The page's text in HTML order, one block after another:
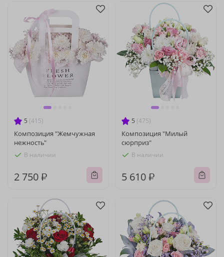
5 (415)
Композиция "Жемчужная
нежность"
В наличии
2 750 ₽
5 (475)
Композиция "Милый
сюрприз"
В наличии
5 610 ₽